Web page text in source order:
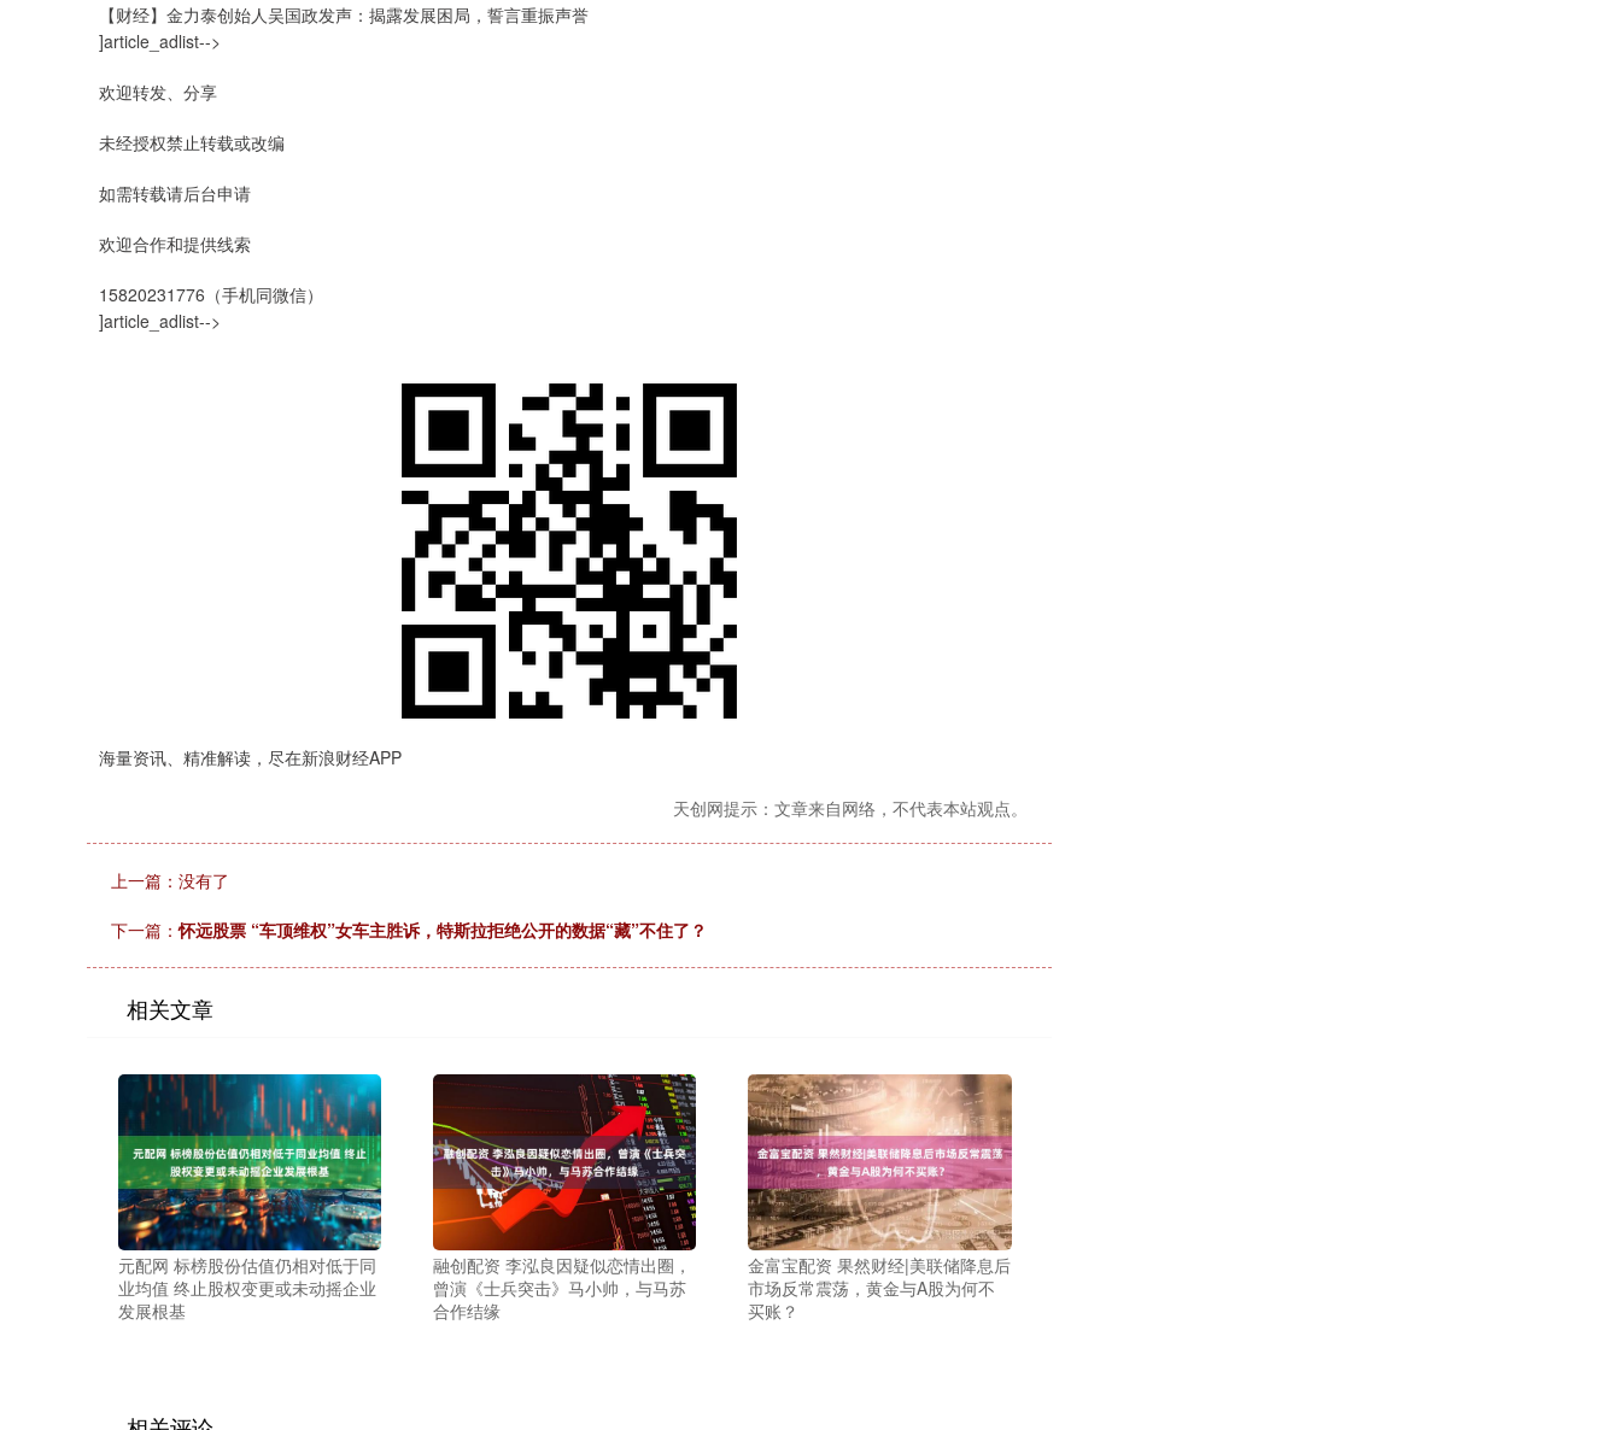
【财经】金力泰创始人吴国政发声：揭露发展困局，誓言重振声誉
]article_adlist-->
欢迎转发、分享
未经授权禁止转载或改编
如需转载请后台申请
欢迎合作和提供线索
15820231776（手机同微信）
]article_adlist-->
海量资讯、精准解读，尽在新浪财经APP
天创网提示：文章来自网络，不代表本站观点。
上一篇：没有了
下一篇：怀远股票 “车顶维权”女车主胜诉，特斯拉拒绝公开的数据“藏”不住了？
相关文章
元配网 标榜股份估值仍相对低于同
业均值 终止股权变更或未动摇企业
发展根基
融创配资 李泓良因疑似恋情出圈，
曾演《士兵突击》马小帅，与马苏
合作结缘
金富宝配资 果然财经|美联储降息后
市场反常震荡，黄金与A股为何不
买账？